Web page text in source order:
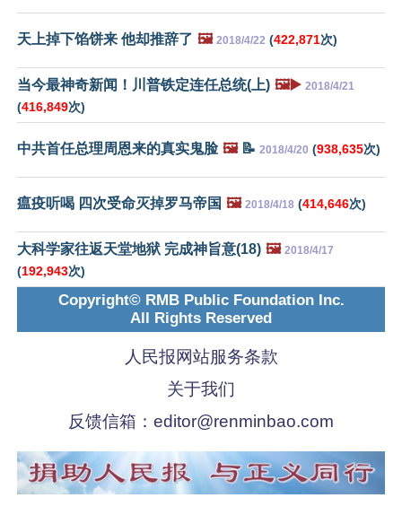
天上掉下馅饼来 他却推辞了 🖼️ 2018/4/22 (422,871次)
当今最神奇新闻！川普铁定连任总统(上) 🖼️▶️ 2018/4/21
(416,849次)
中共首任总理周恩来的真实鬼脸 🖼️📝 2018/4/20 (938,635次)
瘟疫听喝 四次受命灭掉罗马帝国 🖼️ 2018/4/18 (414,646次)
大科学家往返天堂地狱 完成神旨意(18) 🖼️ 2018/4/17
(192,943次)
Copyright© RMB Public Foundation Inc.
All Rights Reserved
人民报网站服务条款
关于我们
反馈信箱： editor@renminbao.com